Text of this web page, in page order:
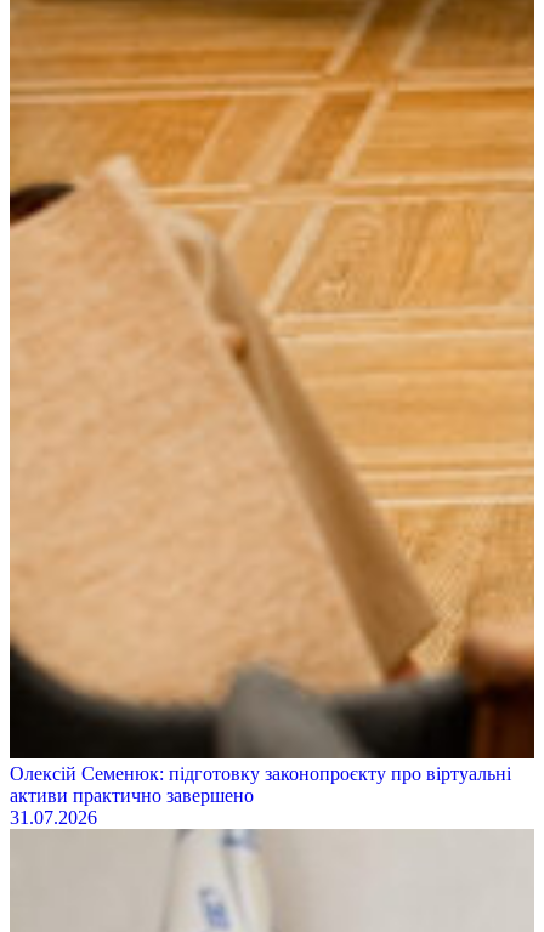
Олексій Семенюк: підготовку законопроєкту про віртуальні
активи практично завершено
31.07.2026